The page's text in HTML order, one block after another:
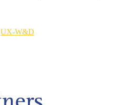
UX-W&D